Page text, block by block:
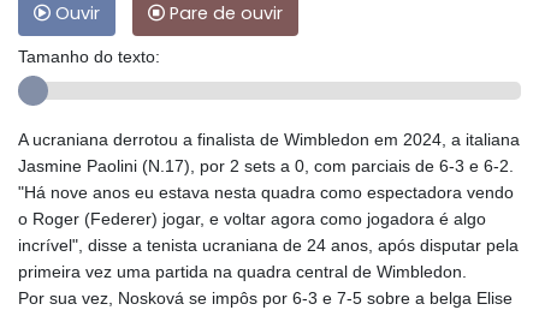
Ouvir Pare de ouvir
Tamanho do texto:
A ucraniana derrotou a finalista de Wimbledon em 2024, a italiana
Jasmine Paolini (N.17), por 2 sets a 0, com parciais de 6-3 e 6-2.
"Há nove anos eu estava nesta quadra como espectadora vendo
o Roger (Federer) jogar, e voltar agora como jogadora é algo
incrível", disse a tenista ucraniana de 24 anos, após disputar pela
primeira vez uma partida na quadra central de Wimbledon.
Por sua vez, Nosková se impôs por 6-3 e 7-5 sobre a belga Elise